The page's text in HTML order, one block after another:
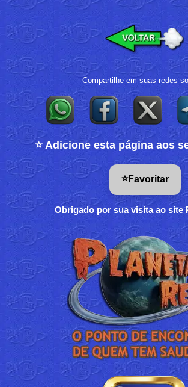
Compartilhe em suas redes
⭐ Adicione esta página aos
⭐Favoritar
Obrigado por sua visita ao site